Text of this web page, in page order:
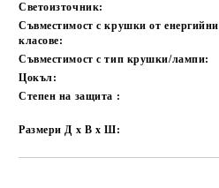
Светоизточник:
Съвместимост с крушки от енергийни
класове:
Съвместимост с тип крушки/лампи:
Цокъл:
Степен на защита :
Размери Д х В х Ш: